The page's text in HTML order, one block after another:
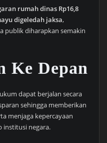
rumah dinas Rp16,8
digeledah jaksa,
publik diharapkan semakin
Ke Depan
dapat berjalan secara
sehingga memberikan
menjaga kepercayaan
institusi negara.